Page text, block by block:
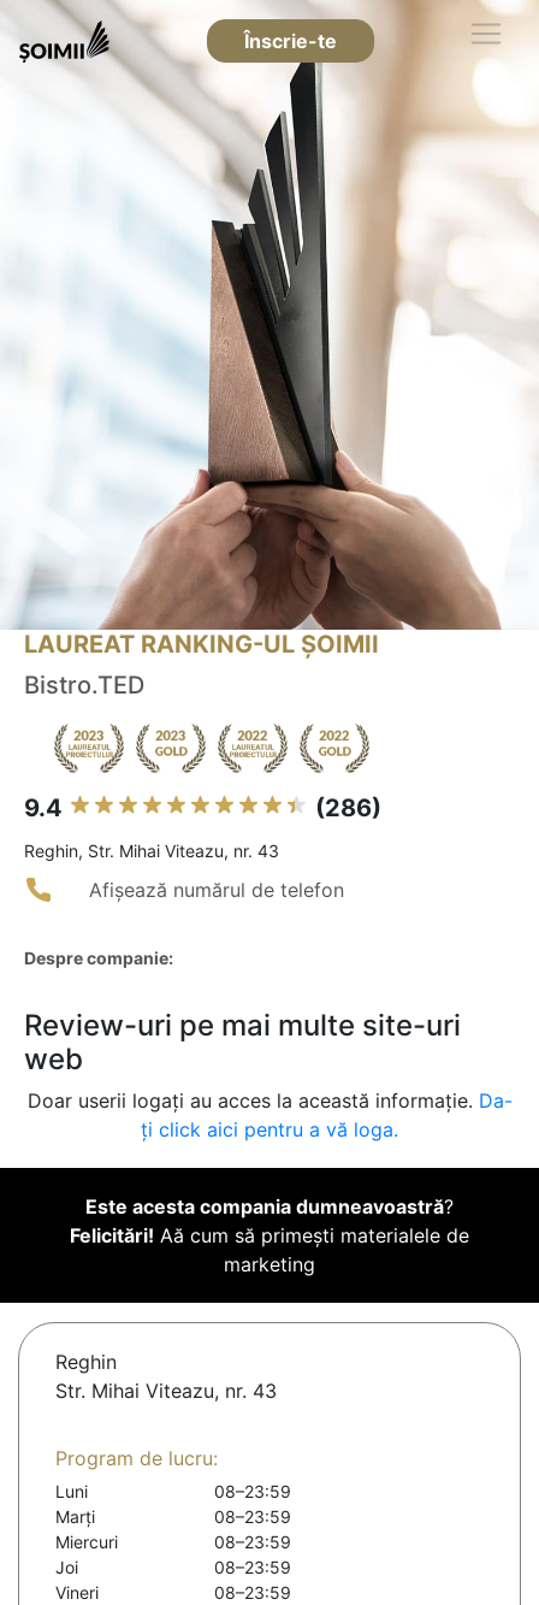
Înscrie-te
LAUREAT RANKING-UL ȘOIMII
Bistro.TED
9.4 (286)
Reghin, Str. Mihai Viteazu, nr. 43
Afișează numărul de telefon
Despre companie:
Review-uri pe mai multe site-uri
web
Doar userii logați au acces la această informație. Da-
ți click aici pentru a vă loga.
Este acesta compania dumneavoastră?
Felicitări! Aă cum să primești materialele de
marketing
Reghin
Str. Mihai Viteazu, nr. 43
Program de lucru:
Luni
08–23:59
Marți
08–23:59
Miercuri
08–23:59
Joi
08–23:59
Vineri
08–23:59